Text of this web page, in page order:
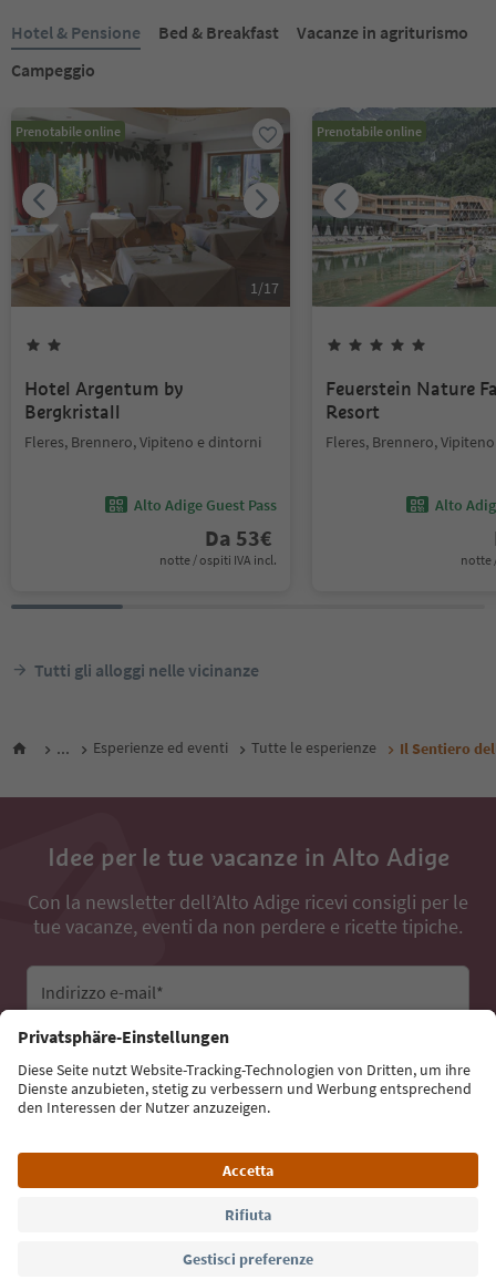
Hotel & Pensione Bed & Breakfast
Vacanze in agriturismo
Campeggio
Prenotabile online
1/17
Hotel Argentum by
Bergkristall
Fleres, Brennero, Vipiteno e dintorni
Alto Adige Guest Pass
Da 53€
notte / ospiti IVA incl.
Prenotabile online
Feuerstein Nature
Resort
Fleres, Brennero,
Alto
notte
Tutti gli alloggi nelle vicinanze
... Esperienze ed eventi Tutte le esperienze Il Sentiero
Idee per le tue vacanze in Alto Adige
Con la newsletter dell’Alto Adige ricevi consigli per le
tue vacanze, eventi da non perdere e ricette tipiche.
Indirizzo e-mail*
Iscriviti alla newsletter